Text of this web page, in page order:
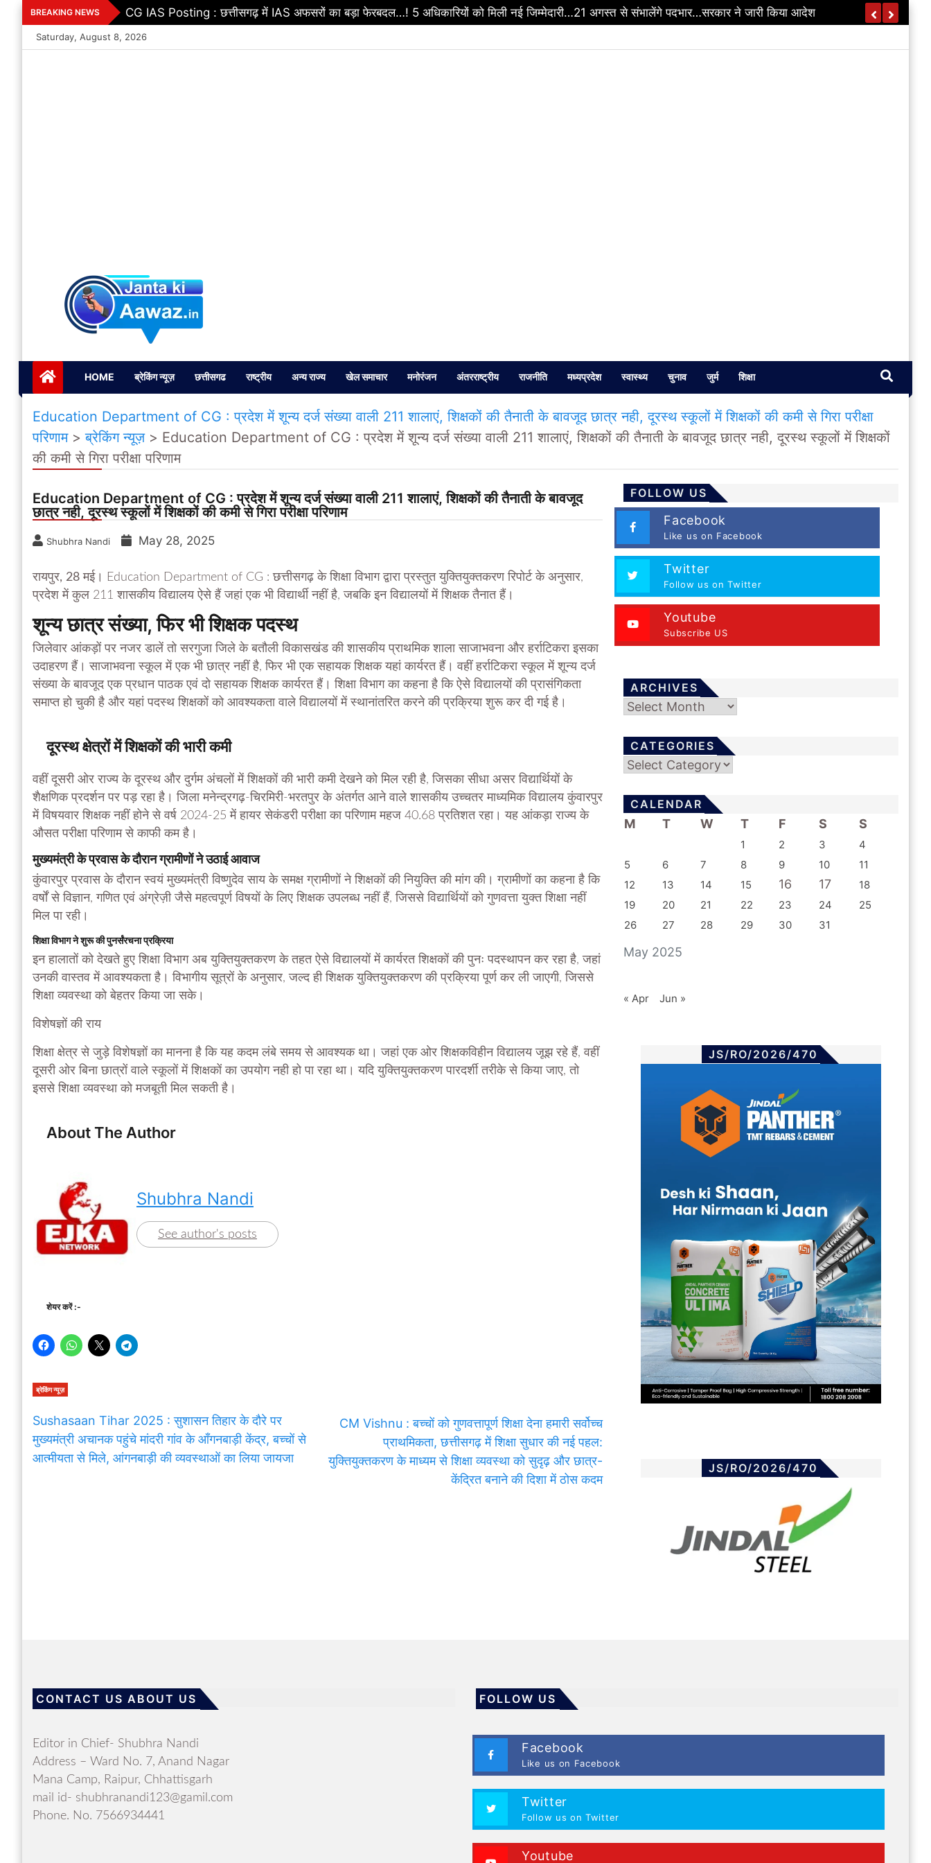
Skip
to
content
BREAKING NEWS CG IAS Posting : छत्तीसगढ़ में IAS अफसरों का बड़ा फेरबदल…! 5 अधिकारियों को मिली नई जिम्मेदारी…21 अगस्त से संभालेंगे पदभार…सरकार ने जारी किया आदेश
Saturday, August 8, 2026
Janta ki Aawaz
HOME ब्रेकिंग न्यूज़ छत्तीसगढ राष्ट्रीय अन्य राज्य खेल समाचार मनोरंजन अंतरराष्ट्रीय राजनीति मध्यप्रदेश स्वास्थ्य चुनाव जुर्म शिक्षा
Education Department of CG : प्रदेश में शून्य दर्ज संख्या वाली 211 शालाएं, शिक्षकों की तैनाती के बावजूद छात्र नही, दूरस्थ स्कूलों में शिक्षकों की कमी से गिरा परीक्षा
परिणाम>ब्रेकिंग न्यूज़> Education Department of CG : प्रदेश में शून्य दर्ज संख्या वाली 211 शालाएं, शिक्षकों की तैनाती के बावजूद छात्र नही, दूरस्थ स्कूलों में शिक्षकों
की कमी से गिरा परीक्षा परिणाम
Education Department of CG : प्रदेश में शून्य दर्ज संख्या वाली 211 शालाएं, शिक्षकों की तैनाती के बावजूद
छात्र नही, दूरस्थ स्कूलों में शिक्षकों की कमी से गिरा परीक्षा परिणाम
Shubhra Nandi May 28, 2025
रायपुर, 28 मई।
Education Department of CG : छत्तीसगढ़ के शिक्षा विभाग द्वारा प्रस्तुत युक्तियुक्तकरण रिपोर्ट के अनुसार,
प्रदेश में कुल 211 शासकीय विद्यालय ऐसे हैं जहां एक भी विद्यार्थी नहीं है, जबकि इन विद्यालयों में शिक्षक तैनात हैं।
शून्य छात्र संख्या, फिर भी शिक्षक पदस्थ
जिलेवार आंकड़ों पर नजर डालें तो सरगुजा जिले के बतौली विकासखंड की शासकीय प्राथमिक शाला साजाभवना और हर्राटिकरा इसका
उदाहरण हैं। साजाभवना स्कूल में एक भी छात्र नहीं है, फिर भी एक सहायक शिक्षक यहां कार्यरत हैं। वहीं हर्राटिकरा स्कूल में शून्य दर्ज
संख्या के बावजूद एक प्रधान पाठक एवं दो सहायक शिक्षक कार्यरत हैं। शिक्षा विभाग का कहना है कि ऐसे विद्यालयों की प्रासंगिकता
समाप्त हो चुकी है और यहां पदस्थ शिक्षकों को आवश्यकता वाले विद्यालयों में स्थानांतरित करने की प्रक्रिया शुरू कर दी गई है।
दूरस्थ क्षेत्रों में शिक्षकों की भारी कमी
वहीं दूसरी ओर राज्य के दूरस्थ और दुर्गम अंचलों में शिक्षकों की भारी कमी देखने को मिल रही है, जिसका सीधा असर विद्यार्थियों के
शैक्षणिक प्रदर्शन पर पड़ रहा है। जिला मनेन्द्रगढ़-चिरमिरी-भरतपुर के अंतर्गत आने वाले शासकीय उच्चतर माध्यमिक विद्यालय कुंवारपुर
में विषयवार शिक्षक नहीं होने से वर्ष 2024-25 में हायर सेकंडरी परीक्षा का परिणाम महज 40.68 प्रतिशत रहा। यह आंकड़ा राज्य के
औसत परीक्षा परिणाम से काफी कम है।
मुख्यमंत्री के प्रवास के दौरान ग्रामीणों ने उठाई आवाज
कुंवारपुर प्रवास के दौरान स्वयं मुख्यमंत्री विष्णुदेव साय के समक्ष ग्रामीणों ने शिक्षकों की नियुक्ति की मांग की। ग्रामीणों का कहना है कि
वर्षों से विज्ञान, गणित एवं अंग्रेज़ी जैसे महत्वपूर्ण विषयों के लिए शिक्षक उपलब्ध नहीं हैं, जिससे विद्यार्थियों को गुणवत्ता युक्त शिक्षा नहीं
मिल पा रही।
शिक्षा विभाग ने शुरू की पुनर्संरचना प्रक्रिया
इन हालातों को देखते हुए शिक्षा विभाग अब युक्तियुक्तकरण के तहत ऐसे विद्यालयों में कार्यरत शिक्षकों की पुनः पदस्थापन कर रहा है, जहां
उनकी वास्तव में आवश्यकता है। विभागीय सूत्रों के अनुसार, जल्द ही शिक्षक युक्तियुक्तकरण की प्रक्रिया पूर्ण कर ली जाएगी, जिससे
शिक्षा व्यवस्था को बेहतर किया जा सके।
विशेषज्ञों की राय
शिक्षा क्षेत्र से जुड़े विशेषज्ञों का मानना है कि यह कदम लंबे समय से आवश्यक था। जहां एक ओर शिक्षकविहीन विद्यालय जूझ रहे हैं, वहीं
दूसरी ओर बिना छात्रों वाले स्कूलों में शिक्षकों का उपयोग नही हो पा रहा था। यदि युक्तियुक्तकरण पारदर्शी तरीके से किया जाए, तो
इससे शिक्षा व्यवस्था को मजबूती मिल सकती है।
About The Author
Shubhra Nandi
See author's posts
शेयर करें :-
ब्रेकिंग न्यूज़
Sushasaan Tihar 2025 : सुशासन तिहार के दौरे पर
मुख्यमंत्री अचानक पहुंचे मांदरी गांव के आँगनबाड़ी केंद्र, बच्चों से
आत्मीयता से मिले, आंगनबाड़ी की व्यवस्थाओं का लिया जायजा
CM Vishnu : बच्चों को गुणवत्तापूर्ण शिक्षा देना हमारी सर्वोच्च
प्राथमिकता, छत्तीसगढ़ में शिक्षा सुधार की नई पहल:
युक्तियुक्तकरण के माध्यम से शिक्षा व्यवस्था को सुदृढ़ और छात्र-
केंद्रित बनाने की दिशा में ठोस कदम
FOLLOW US
Facebook
Like us on Facebook
Twitter
Follow us on Twitter
Youtube
Subscribe US
ARCHIVES
Archives
CATEGORIES
Categories
CALENDAR
May 2025
M T W T F S S
1 2 3
4
5
6 7 8 9 10
11
12
13 14 15 16 17
18
19
20 21 22 23 24
25
26
27 28 29 30 31
« Apr Jun »
JS/RO/2026/470
JS/RO/2026/470
CONTACT US ABOUT US
Editor in Chief- Shubhra Nandi
Address – Ward No. 7, Anand Nagar
Mana Camp, Raipur, Chhattisgarh
mail id- shubhranandi123@gamil.com
Phone. No. 7566934441
FOLLOW US
Facebook
Like us on Facebook
Twitter
Follow us on Twitter
Youtube